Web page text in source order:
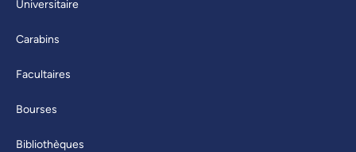
Universitaire
Carabins
Facultaires
Bourses
Bibliothèques